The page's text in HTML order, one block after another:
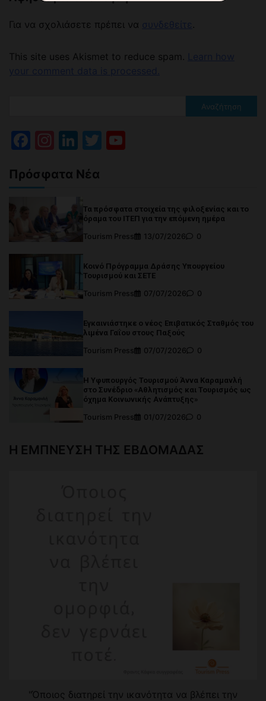
Για να σχολιάσετε πρέπει να .
This site uses Akismet to reduce spam.
Αναζήτηση
Facebook
Instagram
LinkedIn
Twitter
Πρόσφατα Νέα
Τα πρόσφατα στοιχεία της φιλοξενίας και το
όραμα του ΙΤΕΠ για την επόμενη ημέρα
Tourism Press
13/07/2026 0
Κοινό Πρόγραμμα Δράσης Υπουργείου
Τουρισμού και ΣΕΤΕ
Tourism Press
07/07/2026 0
Εγκαινιάστηκε ο νέος Επιβατικός Σταθμός του
λιμένα Γαΐου στους Παξούς
Tourism Press
07/07/2026 0
Η Υφυπουργός Τουρισμού Άννα Καραμανλή
στο Συνέδριο «Αθλητισμός και Τουρισμός ως
όχημα Κοινωνικής Ανάπτυξης»
Tourism Press
01/07/2026 0
Η ΕΜΠΝΕΥΣΗ ΤΗΣ ΕΒΔΟΜΑΔΑΣ
"Όποιος διατηρεί την ικανότητα να βλέπει την